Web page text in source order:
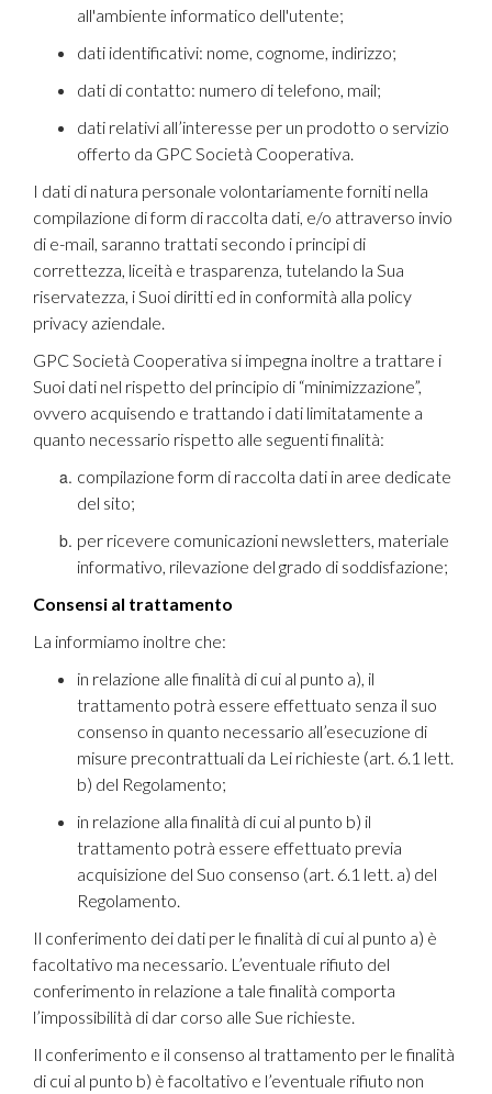
all'ambiente informatico dell'utente;
dati identificativi: nome, cognome, indirizzo;
dati di contatto: numero di telefono, mail;
dati relativi all’interesse per un prodotto o servizio
offerto da GPC Società Cooperativa.
I dati di natura personale volontariamente forniti nella
compilazione di form di raccolta dati, e/o attraverso invio
di e-mail, saranno trattati secondo i principi di
correttezza, liceità e trasparenza, tutelando la Sua
riservatezza, i Suoi diritti ed in conformità alla policy
privacy aziendale.
GPC Società Cooperativa si impegna inoltre a trattare i
Suoi dati nel rispetto del principio di “minimizzazione”,
ovvero acquisendo e trattando i dati limitatamente a
quanto necessario rispetto alle seguenti finalità:
compilazione form di raccolta dati in aree dedicate
del sito;
per ricevere comunicazioni newsletters, materiale
informativo, rilevazione del grado di soddisfazione;
Consensi al trattamento
La informiamo inoltre che:
in relazione alle finalità di cui al punto a), il
trattamento potrà essere effettuato senza il suo
consenso in quanto necessario all’esecuzione di
misure precontrattuali da Lei richieste (art. 6.1 lett.
b) del Regolamento;
in relazione alla finalità di cui al punto b) il
trattamento potrà essere effettuato previa
acquisizione del Suo consenso (art. 6.1 lett. a) del
Regolamento.
Il conferimento dei dati per le finalità di cui al punto a) è
facoltativo ma necessario. L’eventuale rifiuto del
conferimento in relazione a tale finalità comporta
l’impossibilità di dar corso alle Sue richieste.
Il conferimento e il consenso al trattamento per le finalità
di cui al punto b) è facoltativo e l’eventuale rifiuto non